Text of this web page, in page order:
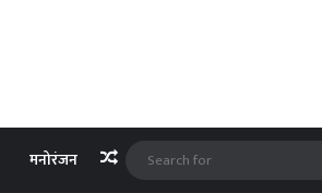
मनोरंजन Random Article